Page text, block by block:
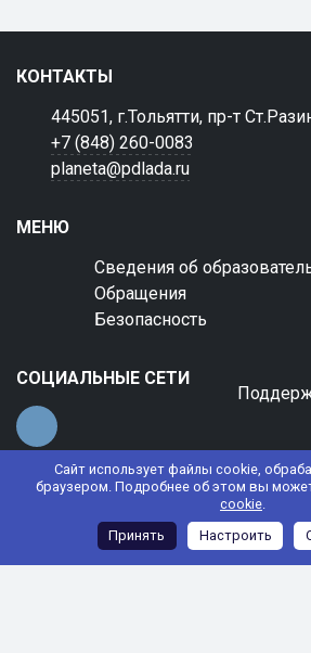
Сайт использует файлы cookie,
браузером. Подробнее об этом вы
cookie.
Принять
Настроить
КОНТАКТЫ
445051, г.Тольятти, пр-т
+7 (848) 260-0083
planeta@pdlada.ru
МЕНЮ
Сведения об
Обращения
Безопасность
СОЦИАЛЬНЫЕ СЕТИ
© 2022 АНО ДО "Планета детства